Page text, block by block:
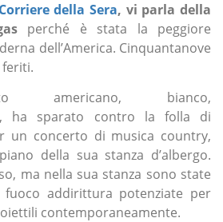
della Sera, vi parla della
perché è stata la peggiore
dell’America. Cinquantanove
americano, bianco,
ha sparato contro la folla di
un concerto di musica country,
della sua stanza d’albergo.
ma nella sua stanza sono state
addirittura potenziate per
contemporaneamente.